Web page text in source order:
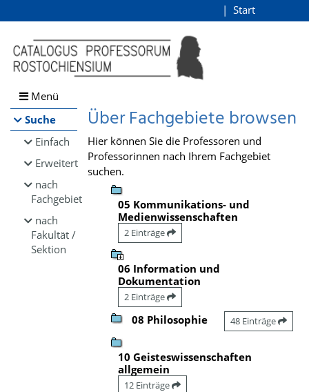
Browsen
direkt zum Inhalt
Start
Menü
Suche
Einfach
Erweitert
nach
Fachgebiet
nach
Fakultät /
Sektion
Über Fachgebiete browsen
Hier können Sie die Professoren und
Professorinnen nach Ihrem Fachgebiet
suchen.
05 Kommunikations- und
Medienwissenschaften
2 Einträge
06 Information und
Dokumentation
2 Einträge
08 Philosophie 48 Einträge
10 Geisteswissenschaften
allgemein
12 Einträge